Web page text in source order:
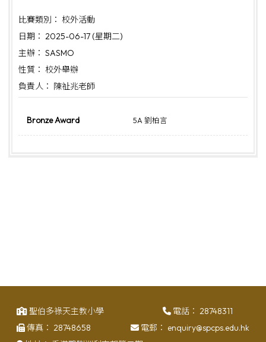
比賽類別： 校外活動
日期： 2025-06-17 (星期二)
主辦： SASMO
性質： 校外舉辦
負責人： 陳祉兆老師
Bronze Award 5A 劉柏言
聖伯多祿天主教小學 電話： 28748311
傳真： 28748658 電郵： enquiry@spcps.edu.hk